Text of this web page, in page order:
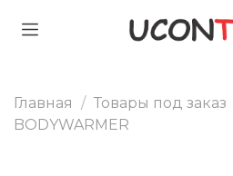
Главная Товары под заказ
BODYWARMER